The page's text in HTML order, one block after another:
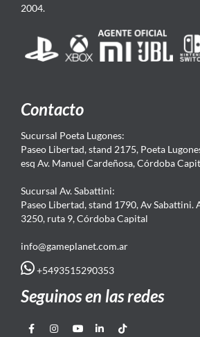
2004.
Contacto
Sucursal Poeta Lugones:
Paseo Libertad, stand 2175, Poeta
esq Av. Manuel Cardeñosa, Córdoba
Sucursal Av. Sabattini:
Paseo Libertad, stand 1790, Av Sabattini.
3250, ruta 9, Córdoba Capital
info@gameplanet.com.ar
+5493515290353
Seguinos en las redes